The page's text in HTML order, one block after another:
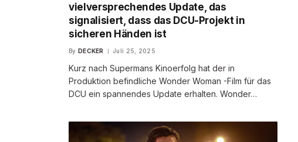
vielversprechendes Update, das
signalisiert, dass das DCU-Projekt in
sicheren Händen ist
By DECKER Juli 25, 2025
Kurz nach Supermans Kinoerfolg hat der in
Produktion befindliche Wonder Woman -Film für das
DCU ein spannendes Update erhalten. Wonder…